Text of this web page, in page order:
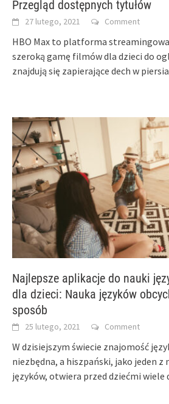
Przegląd dostępnych tytułów
27 lutego, 2021 Comment
HBO Max to platforma
szeroką gamę filmów dla dzieci do
znajdują się zapierające dech w
Najlepsze aplikacje do nauki
dla dzieci: Nauka języków
sposób
25 lutego, 2021 Comment
W dzisiejszym świecie znajomość
niezbędna, a hiszpański, jako jeden z
języków, otwiera przed dziećmi wiele